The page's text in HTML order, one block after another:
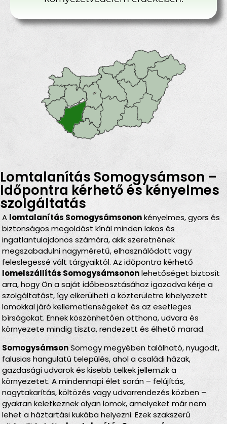
Lomtalanítás Somogysámson –
Időpontra kérhető és kényelmes
szolgáltatás
A lomtalanítás Somogysámsononkényelmes, gyors és
biztonságos megoldást kínál minden lakos és
ingatlantulajdonos számára, akik szeretnének
megszabadulni nagyméretű, elhasználódott vagy
feleslegessé vált tárgyaiktól. Az időpontra kérhető
lomelszállítás Somogysámsononlehetőséget biztosít
arra, hogy Ön a saját időbeosztásához igazodva kérje a
szolgáltatást, így elkerülheti a közterületre kihelyezett
lomokkal járó kellemetlenségeket és az esetleges
bírságokat. Ennek köszönhetően otthona, udvara és
környezete mindig tiszta, rendezett és élhető marad.
SomogysámsonSomogy megyében található, nyugodt,
falusias hangulatú település, ahol a családi házak,
gazdasági udvarok és kisebb telkek jellemzik a
környezetet. A mindennapi élet során – felújítás,
nagytakarítás, költözés vagy udvarrendezés közben –
gyakran keletkeznek olyan lomok, amelyeket már nem
lehet a háztartási kukába helyezni. Ezek szakszerű